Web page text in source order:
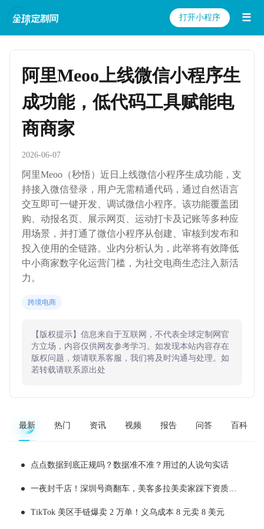
打开小程序 ☰
阿里Meoo上线微信小程序生
成功能，低代码工具赋能电
商商家
2026-06-07
阿里Meoo（秒悟）近日上线微信小程序生成功能，支
持接入微信登录，用户无需精通代码，通过自然语言
交互即可一键开发、调试微信小程序。该功能覆盖团
购、动报名页、展示网页、运动打卡及记账等多种应
用场景，并打通了微信小程序从创建、审核到发布和
投入使用的全链路。业内分析认为，此举将有效降低
中小商家数字化运营门槛，为社交电商生态注入新活
力。
跨境电商
【版权提示】信息来自于互联网，不代表全球定制网官
方立场，内容仅供网友参考学习。如发现本站内容存在
版权问题，烦请联系客服，我们将及时沟通与处理。如
若转载请联系原出处
最新 热门 资讯 视频 报告 问答 百科
点点数据到底正规吗？数据准不准？用过的人说句实话
一夜封千店！深圳号商翻车，美客多拉美卖家踩下资质大坑
TikTok 美区手链爆卖 2 万单！义乌成本 8 元卖 8 美元